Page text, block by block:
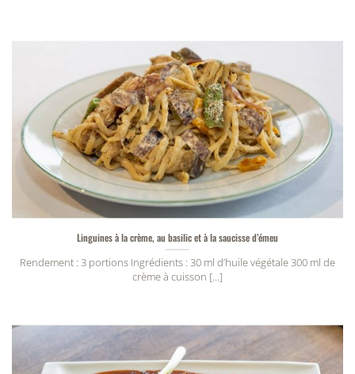
Linguines à la crème, au basilic et à la saucisse d’émeu
Rendement : 3 portions Ingrédients : 30 ml d’huile végétale 300 ml de
crème à cuisson [...]